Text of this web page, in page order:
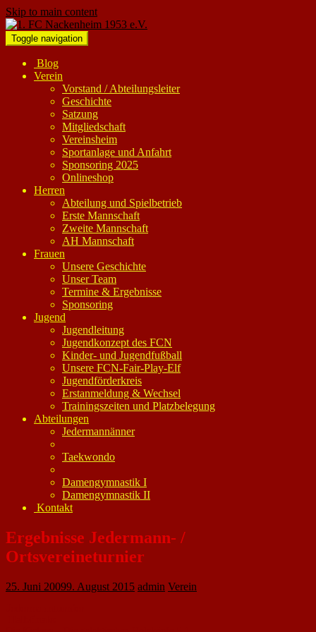
Skip to main content
Toggle navigation
Blog
Verein
Vorstand / Abteilungsleiter
Geschichte
Satzung
Mitgliedschaft
Vereinsheim
Sportanlage und Anfahrt
Sponsoring 2025
Onlineshop
Herren
Abteilung und Spielbetrieb
Erste Mannschaft
Zweite Mannschaft
AH Mannschaft
Frauen
Unsere Geschichte
Unser Team
Termine & Ergebnisse
Sponsoring
Jugend
Jugendleitung
Jugendkonzept des FCN
Kinder- und Jugendfußball
Unsere FCN-Fair-Play-Elf
Jugendförderkreis
Erstanmeldung & Wechsel
Trainingszeiten und Platzbelegung
Abteilungen
Jedermannänner
Taekwondo
Damengymnastik I
Damengymnastik II
Kontakt
Ergebnisse Jedermann- /
Ortsvereineturnier
25. Juni 20099. August 2015 admin Verein